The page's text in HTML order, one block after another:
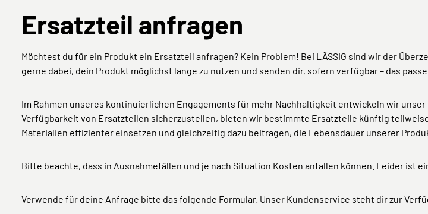
Ersatzteil anfragen
Möchtest du für ein Produkt ein Ersatzteil anfragen? Kein Problem! Bei LÄSSIG sind wir der
gerne dabei, dein Produkt möglichst lange zu nutzen und senden dir, sofern verfügbar – das
Im Rahmen unseres kontinuierlichen Engagements für mehr Nachhaltigkeit entwickeln wir
Verfügbarkeit von Ersatzteilen sicherzustellen, bieten wir bestimmte Ersatzteile künftig
Materialien effizienter einsetzen und gleichzeitig dazu beitragen, die Lebensdauer unserer
Bitte beachte, dass in Ausnahmefällen und je nach Situation Kosten anfallen können. Leider ist
Verwende für deine Anfrage bitte das folgende Formular. Unser Kundenservice steht dir zur